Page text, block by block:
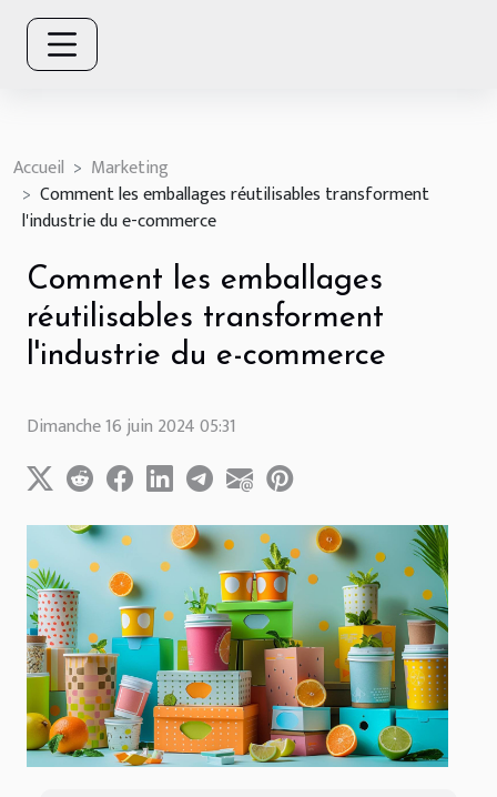
Accueil
Marketing
Comment les emballages réutilisables transforment
l'industrie du e-commerce
Comment les emballages
réutilisables transforment
l'industrie du e-commerce
Dimanche 16 juin 2024 05:31